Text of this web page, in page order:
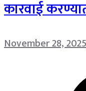
कारवाई
November 28, 2025